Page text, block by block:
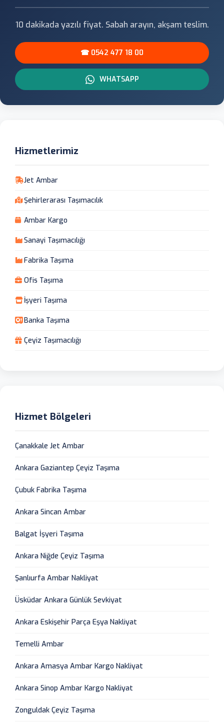
10 dakikada yazılı fiyat. Sabah arayın, akşam teslim.
☎ 0542 477 18 00
WHATSAPP
Hizmetlerimiz
Jet Ambar
Şehirlerarası Taşımacılık
Ambar Kargo
Sanayi Taşımacılığı
Fabrika Taşıma
Ofis Taşıma
İşyeri Taşıma
Banka Taşıma
Çeyiz Taşımacılığı
Hizmet Bölgeleri
Çanakkale Jet Ambar
Ankara Gaziantep Çeyiz Taşıma
Çubuk Fabrika Taşıma
Ankara Sincan Ambar
Balgat İşyeri Taşıma
Ankara Niğde Çeyiz Taşıma
Şanlıurfa Ambar Nakliyat
Üsküdar Ankara Günlük Sevkiyat
Ankara Eskişehir Parça Eşya Nakliyat
Temelli Ambar
Ankara Amasya Ambar Kargo Nakliyat
Ankara Sinop Ambar Kargo Nakliyat
Zonguldak Çeyiz Taşıma